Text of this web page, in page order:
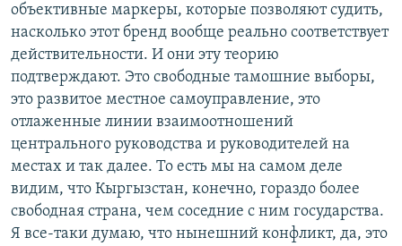
объективные маркеры, которые позволяют судить,
насколько этот бренд вообще реально соответствует
действительности. И они эту теорию
подтверждают. Это свободные тамошние выборы,
это развитое местное самоуправление, это
отлаженные линии взаимоотношений
центрального руководства и руководителей на
местах и так далее. То есть мы на самом деле
видим, что Кыргызстан, конечно, гораздо более
свободная страна, чем соседние с ним государства.
Я все-таки думаю, что нынешний конфликт, да, это